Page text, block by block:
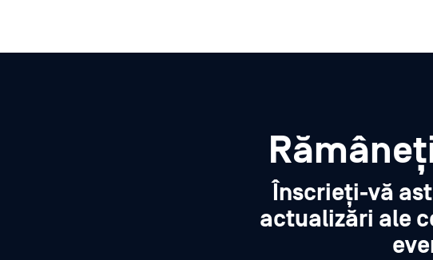
Înscrieți-vă
actualizări ale